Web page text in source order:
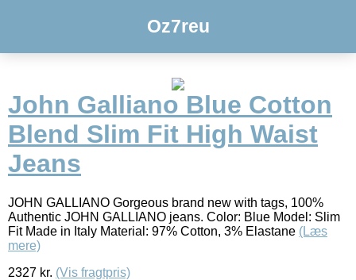
Oz7reu
John Galliano Blue Cotton
Blend Slim Fit High Waist
Jeans
JOHN GALLIANO Gorgeous brand new with tags, 100%
Authentic JOHN GALLIANO jeans. Color: Blue Model: Slim
Fit Made in Italy Material: 97% Cotton, 3% Elastane (Læs
mere)
2327 kr. (Vis fragtpris)